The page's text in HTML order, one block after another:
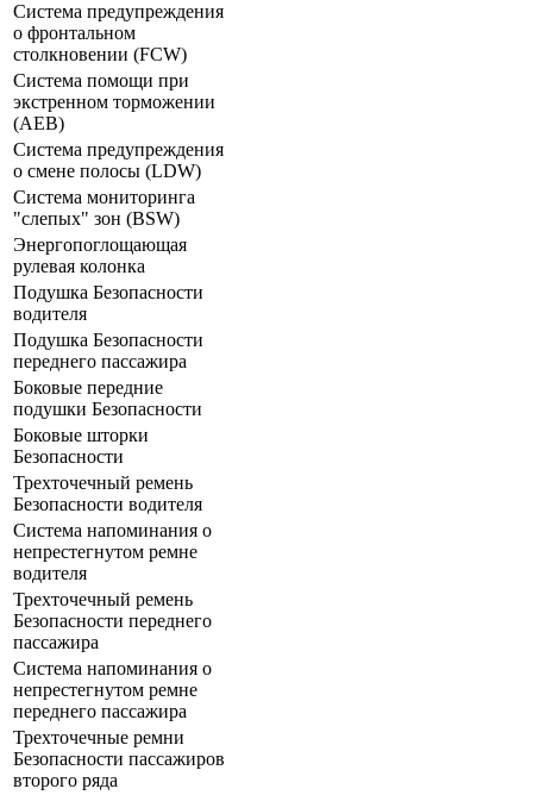
Система предупреждения
о фронтальном
столкновении (FCW)
Система помощи при
экстренном торможении
(АЕВ)
Система предупреждения
о смене полосы (LDW)
Система мониторинга
"слепых" зон (BSW)
Энергопоглощающая
рулевая колонка
Подушка Безопасности
водителя
Подушка Безопасности
переднего пассажира
Боковые передние
подушки Безопасности
Боковые шторки
Безопасности
Трехточечный ремень
Безопасности водителя
Система напоминания о
непрестегнутом ремне
водителя
Трехточечный ремень
Безопасности переднего
пассажира
Система напоминания о
непрестегнутом ремне
переднего пассажира
Трехточечные ремни
Безопасности пассажиров
второго ряда